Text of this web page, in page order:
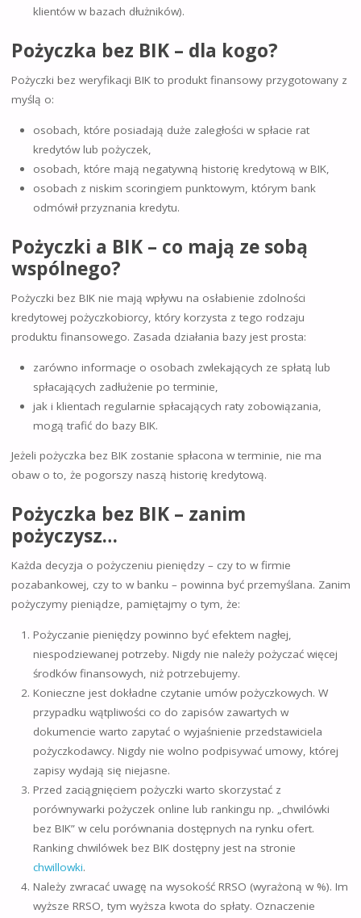
klientów w bazach dłużników).
Pożyczka bez BIK – dla kogo?
Pożyczki bez weryfikacji BIK to produkt finansowy przygotowany z
myślą o:
osobach, które posiadają duże zaległości w spłacie rat
kredytów lub pożyczek,
osobach, które mają negatywną historię kredytową w BIK,
osobach z niskim scoringiem punktowym, którym bank
odmówił przyznania kredytu.
Pożyczki a BIK – co mają ze sobą
wspólnego?
Pożyczki bez BIK nie mają wpływu na osłabienie zdolności
kredytowej pożyczkobiorcy, który korzysta z tego rodzaju
produktu finansowego. Zasada działania bazy jest prosta:
zarówno informacje o osobach zwlekających ze spłatą lub
spłacających zadłużenie po terminie,
jak i klientach regularnie spłacających raty zobowiązania,
mogą trafić do bazy BIK.
Jeżeli pożyczka bez BIK zostanie spłacona w terminie, nie ma
obaw o to, że pogorszy naszą historię kredytową.
Pożyczka bez BIK – zanim
pożyczysz…
Każda decyzja o pożyczeniu pieniędzy – czy to w firmie
pozabankowej, czy to w banku – powinna być przemyślana. Zanim
pożyczymy pieniądze, pamiętajmy o tym, że:
Pożyczanie pieniędzy powinno być efektem nagłej,
niespodziewanej potrzeby. Nigdy nie należy pożyczać więcej
środków finansowych, niż potrzebujemy.
Konieczne jest dokładne czytanie umów pożyczkowych. W
przypadku wątpliwości co do zapisów zawartych w
dokumencie warto zapytać o wyjaśnienie przedstawiciela
pożyczkodawcy. Nigdy nie wolno podpisywać umowy, której
zapisy wydają się niejasne.
Przed zaciągnięciem pożyczki warto skorzystać z
porównywarki pożyczek online lub rankingu np. „chwilówki
bez BIK” w celu porównania dostępnych na rynku ofert.
Ranking chwilówek bez BIK dostępny jest na stronie
chwillowki.
Należy zwracać uwagę na wysokość RRSO (wyrażoną w %). Im
wyższe RRSO, tym wyższa kwota do spłaty. Oznaczenie